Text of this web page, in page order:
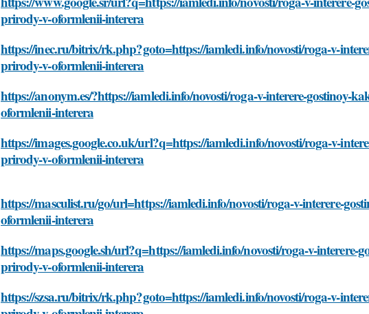
prirody-v-oformlenii-interera
https://inec.ru/bitrix/rk.php?goto=https://iamledi.info/novosti/roga-v-
prirody-v-oformlenii-interera
https://anonym.es/?https://iamledi.info/novosti/roga-v-interere-gostinoy-
oformlenii-interera
https://images.google.co.uk/url?q=https://iamledi.info/novosti/roga-v-
prirody-v-oformlenii-interera
https://masculist.ru/go/url=https://iamledi.info/novosti/roga-v-interere-
oformlenii-interera
https://maps.google.sh/url?q=https://iamledi.info/novosti/roga-v-interere-
prirody-v-oformlenii-interera
https://szsa.ru/bitrix/rk.php?goto=https://iamledi.info/novosti/roga-v-